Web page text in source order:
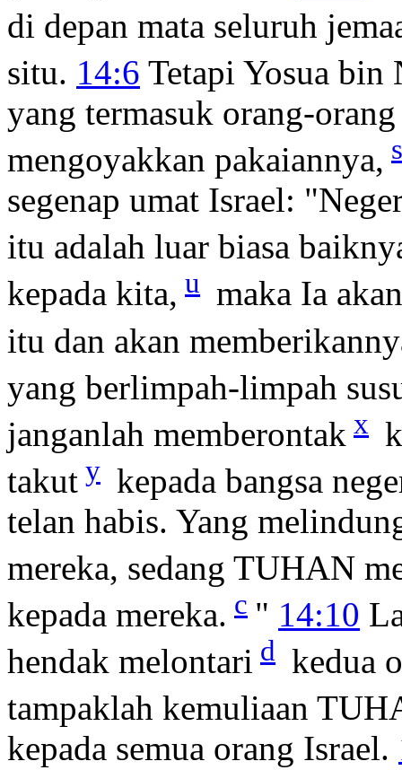
di depan mata seluruh
situ. 14:6 Tetapi Yosua bin
yang termasuk orang-
mengoyakkan pakaiannya, s
segenap umat Israel:
itu adalah luar biasa
kepada kita, u maka Ia
itu dan akan
yang berlimpah-limpah
janganlah memberontak x
takut y kepada bangsa
telan habis. Yang
mereka, sedang TUHAN
kepada mereka. c " 14:10
hendak melontari d kedua
tampaklah kemuliaan
kepada semua orang Israel.